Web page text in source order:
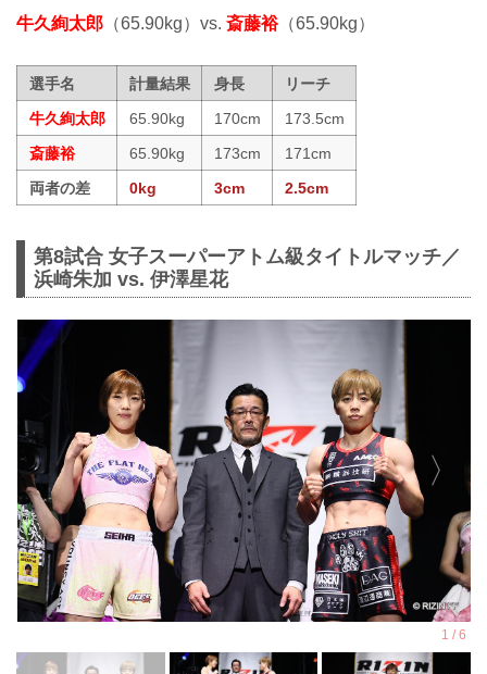
牛久絢太郎 （65.90kg）vs.斎藤裕（65.90kg）
選手名 計量結果 身長
リーチ
牛久絢太郎
65.90kg 170cm
173.5cm
斎藤裕
65.90kg 173cm
171cm
両者の差
0kg 3cm 2.5cm
第8試合 女子スーパーアトム級タイトルマッチ／
浜崎朱加 vs. 伊澤星花